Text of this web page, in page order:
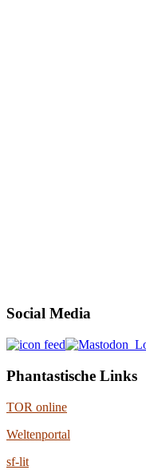
Social Media
Phantastische Links
TOR online
Weltenportal
sf-lit